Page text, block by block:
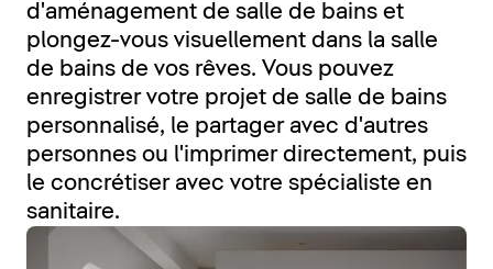
d'aménagement de salle de bains et
plongez-vous visuellement dans la salle
de bains de vos rêves. Vous pouvez
enregistrer votre projet de salle de bains
personnalisé, le partager avec d'autres
personnes ou l'imprimer directement, puis
le concrétiser avec votre spécialiste en
sanitaire.